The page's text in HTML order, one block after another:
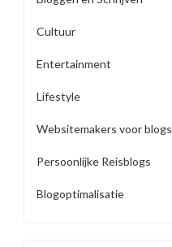
Cultuur
Entertainment
Lifestyle
Websitemakers voor blogs
Persoonlijke Reisblogs
Blogoptimalisatie